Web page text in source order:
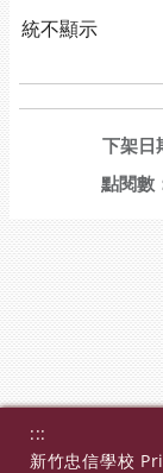
統不顯示
下架日
點閱數
:::
新竹忠信學校